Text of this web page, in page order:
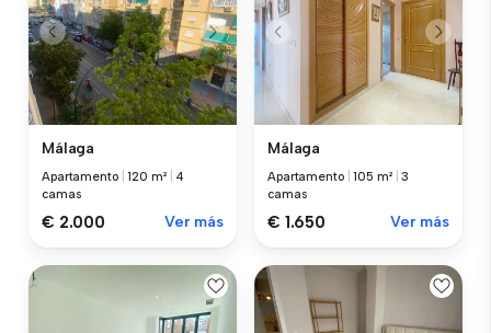
Málaga
Apartamento |120 m²
4
camas
€ 2.000 Ver más
Málaga
Apartamento |105 m² |3
camas
€ 1.650 Ver más